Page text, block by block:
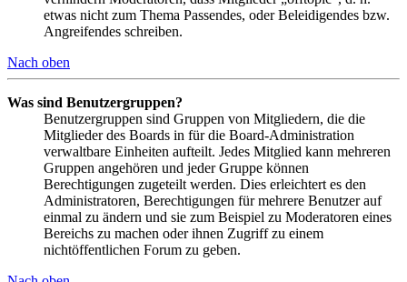
etwas nicht zum Thema Passendes, oder Beleidigendes bzw.
Angreifendes schreiben.
Nach oben
Was sind Benutzergruppen?
Benutzergruppen sind Gruppen von Mitgliedern, die die
Mitglieder des Boards in für die Board-Administration
verwaltbare Einheiten aufteilt. Jedes Mitglied kann mehreren
Gruppen angehören und jeder Gruppe können
Berechtigungen zugeteilt werden. Dies erleichtert es den
Administratoren, Berechtigungen für mehrere Benutzer auf
einmal zu ändern und sie zum Beispiel zu Moderatoren eines
Bereichs zu machen oder ihnen Zugriff zu einem
nichtöffentlichen Forum zu geben.